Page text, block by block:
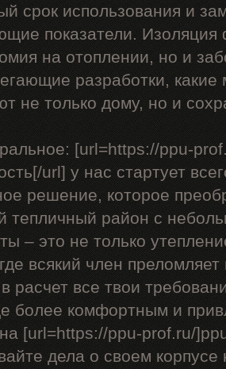
срок использования и
показатели.
на отоплении, но и
разработки,
не только дому, но и
[url=https://ppu-
url] у нас стартует
решение, которое
тепличный район с
– это не только
всякий член
расчет все твои
более комфортным и
[url=https://ppu-prof.ru/
дела о своем